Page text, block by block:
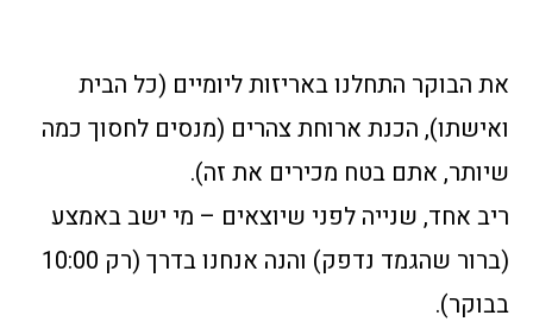
את הבוקר התחלנו באריזות ליומיים (כל הבית
ואישתו), הכנת ארוחת צהרים (מנסים לחסוך כמה
שיותר, אתם בטח מכירים את זה).
ריב אחד, שנייה לפני שיוצאים – מי ישב באמצע
(ברור שהגמד נדפק) והנה אנחנו בדרך (רק 10:00
בבוקר).